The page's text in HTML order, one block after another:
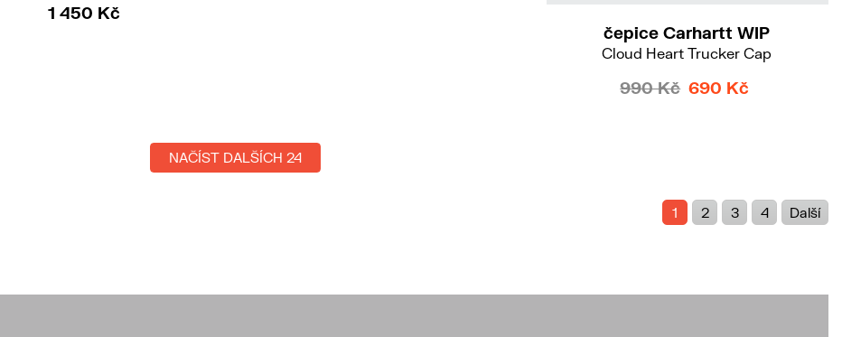
1 450 Kč
čepice Carhartt WIP
Cloud Heart Trucker Cap
990 Kč 690 Kč
NAČÍST DALŠÍCH 24
Další
4
3
2
1